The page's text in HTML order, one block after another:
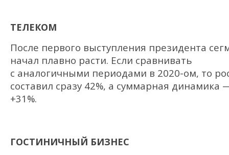
ТЕЛЕКОМ
После первого выступления президента
начал плавно расти. Если сравнивать
с аналогичными периодами в 2020-ом, то
составил сразу 42%, а суммарная динамика
+31%.
ГОСТИНИЧНЫЙ БИЗНЕС